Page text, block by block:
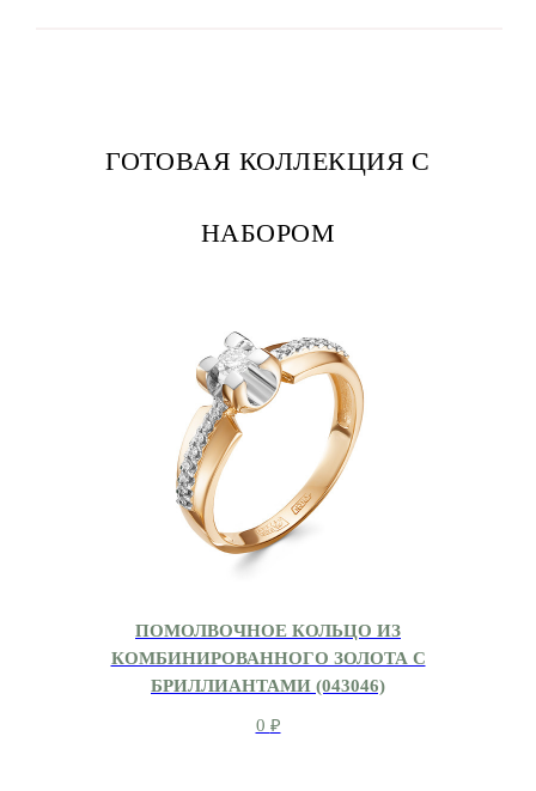
ГОТОВАЯ КОЛЛЕКЦИЯ С
НАБОРОМ
ПОМОЛВОЧНОЕ КОЛЬЦО ИЗ
КОМБИНИРОВАННОГО ЗОЛОТА С
БРИЛЛИАНТАМИ (043046)
0 ₽